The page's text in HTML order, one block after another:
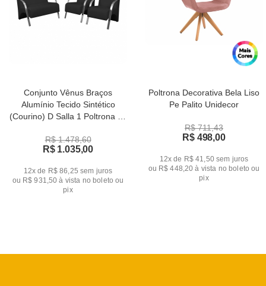
Conjunto Vênus Braços
Alumínio Tecido Sintético
(Courino) D Salla 1 Poltrona de
R$ 1.478,60
R$ 1.035,00
12x de R$ 86,25 sem juros
ou R$ 931,50 à vista no boleto ou
pix
Poltrona Decorativa Bela Liso
Pe Palito Unidecor
R$ 711,43
R$ 498,00
12x de R$ 41,50 sem juros
ou R$ 448,20 à vista no boleto ou
pix